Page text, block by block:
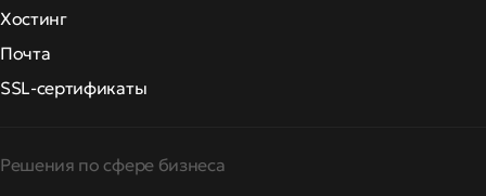
Хостинг
Почта
SSL-сертификаты
Решения по сфере бизнеса